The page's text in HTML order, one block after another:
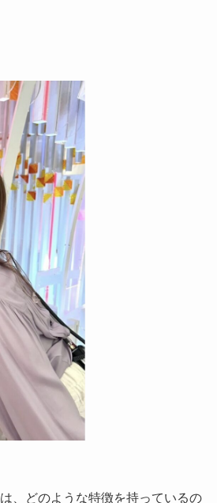
、どのような特徴を持っているの